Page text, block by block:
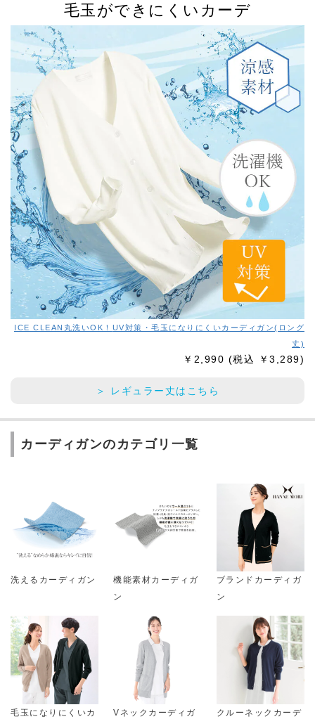
毛玉ができにくいカーデ
ICE CLEAN丸洗いOK！ UV対策・毛玉になりにくいカーディガン(ロング
丈)
￥2,990 (税込 ￥3,289)
＞ レギュラー丈はこちら
カーディガンのカテゴリ一覧
洗えるカーディガン
機能素材カーディガ
ン
ブランドカーディガ
ン
毛玉になりにくいカ
Vネックカーディガ
クルーネックカーデ